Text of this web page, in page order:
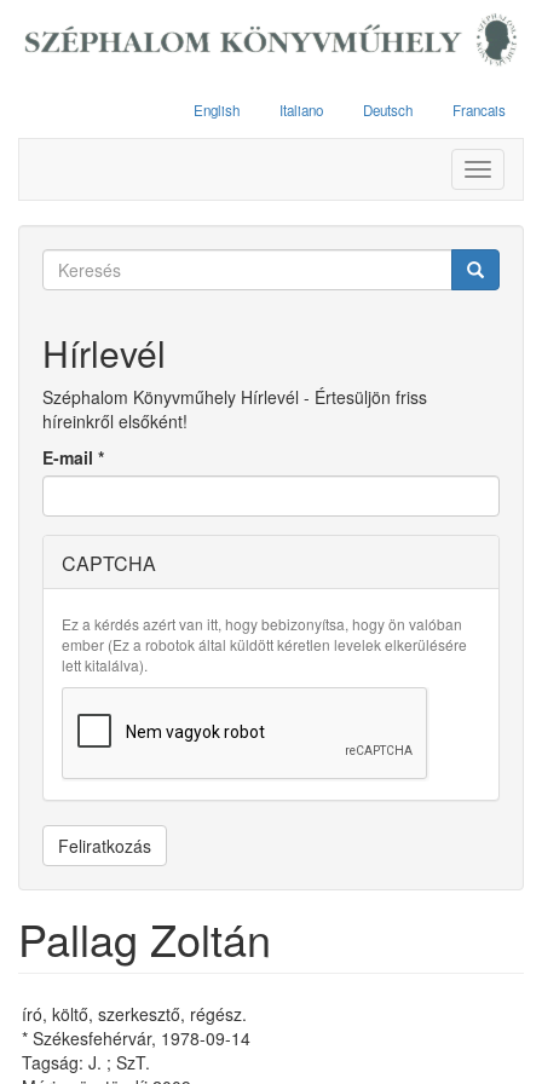
English Italiano Deutsch Francais
Toggle
Keresés
Hírlevél
Széphalom Könyvműhely Hírlevél - Értesüljön friss
híreinkről elsőként!
E-mail *
CAPTCHA
Ez a kérdés azért van itt, hogy bebizonyítsa, hogy ön valóban
ember (Ez a robotok által küldött kéretlen levelek elkerülésére
lett kitalálva).
Feliratkozás
Pallag Zoltán
író, költő, szerkesztő, régész.
* Székesfehérvár, 1978-09-14
Tagság: J. ; SzT.